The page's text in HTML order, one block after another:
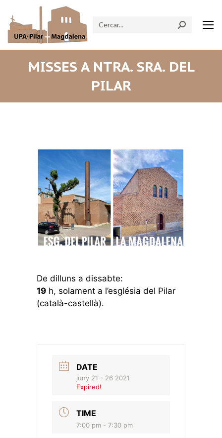
Search:
MISSES A NTRA. SRA. DEL
PILAR
De dilluns a dissabte:
19 h, solament a l’església del Pilar
(català-castellà).
DATE
juny 21 - 26 2021
Expired!
TIME
7:00 pm - 7:30 pm